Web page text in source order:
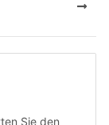
Sie den